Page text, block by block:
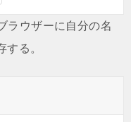
ラウザーに自分の名
る。